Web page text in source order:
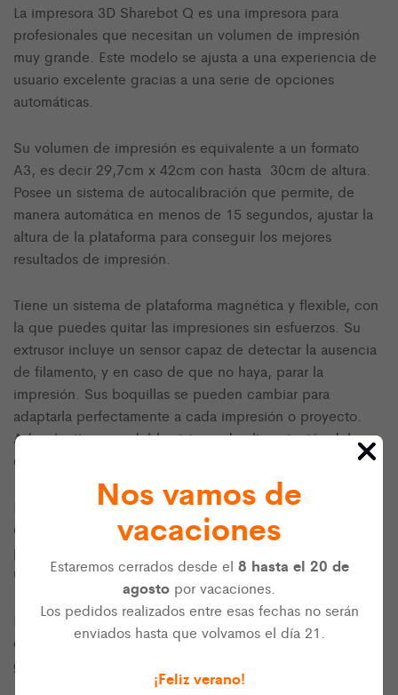
La impresora 3D Sharebot Q es una impresora para
profesionales que necesitan un volumen de impresión
muy grande. Este modelo se ajusta a una experiencia de
usuario excelente gracias a una serie de opciones
automáticas.
Su volumen de impresión es equivalente a un formato
A3, es decir 29,7cm x 42cm con hasta 30cm de altura.
Posee un sistema de autocalibración que permite, de
manera automática en menos de 15 segundos, ajustar la
altura de la plataforma para conseguir los mejores
resultados de impresión.
Tiene un sistema de plataforma magnética y flexible, con
la que puedes quitar las impresiones sin esfuerzos. Su
extrusor incluye un sensor capaz de detectar la ausencia
de filamento, y en caso de que no haya, parar la
impresión. Sus boquillas se pueden cambiar para
adaptarla perfectamente a cada impresión o proyecto.
Además, tiene un doble sistema de alimentación del
extrusor (directo o sistema bowden)
Puedes conectarla a través de una red Wifi e imprimir
directamente enviando un archivo por la red. También
podrás controlarla remotamente gracias a su cámara y a
una interfaz web.
Puedes consultar suficha técnicapara más información,
o consultar supágina webpara encontrar otros datos,
guías de uso y solución de problemas y más recursos.
Nos vamos de
vacaciones
Estaremos cerrados desde el 8 hasta el 20 de
agosto por vacaciones.
Los pedidos realizados entre esas fechas no serán
enviados hasta que volvamos el día 21.
¡Feliz verano!